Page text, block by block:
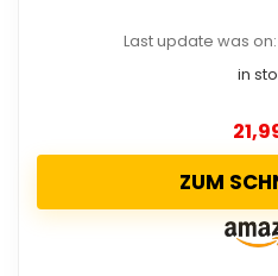
Last update was on:
in
ZUM